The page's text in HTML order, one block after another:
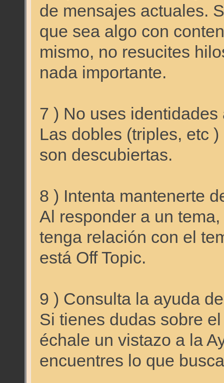
de mensajes actuales.
que sea algo con
mismo, no resucites
nada importante.
7 ) No uses identidades
Las dobles (triples, etc
son descubiertas.
8 ) Intenta mantenerte
Al responder a un
tenga relación con el
está Off Topic.
9 ) Consulta la ayuda
Si tienes dudas sobre
échale un vistazo a la
encuentres lo que